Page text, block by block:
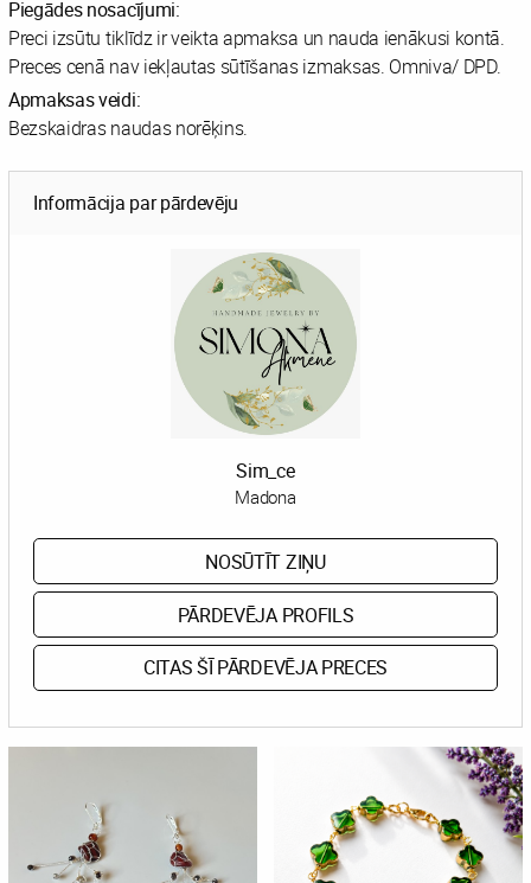
Piegādes nosacījumi:
Preci izsūtu tiklīdz ir veikta apmaksa un nauda ienākusi kontā.
Preces cenā nav iekļautas sūtīšanas izmaksas. Omniva/ DPD.
Apmaksas veidi:
Bezskaidras naudas norēķins.
Informācija par pārdevēju
Sim_ce
Madona
NOSŪTĪT ZIŅU
PĀRDEVĒJA PROFILS
CITAS ŠĪ PĀRDEVĒJA PRECES